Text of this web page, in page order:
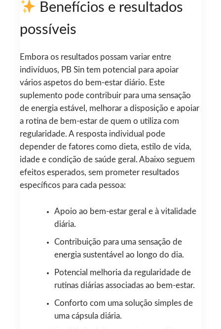
Benefícios e resultados
possíveis
Embora os resultados possam variar entre
indivíduos, PB Sin tem potencial para apoiar
vários aspetos do bem-estar diário. Este
suplemento pode contribuir para uma sensação
de energia estável, melhorar a disposição e apoiar
a rotina de bem-estar de quem o utiliza com
regularidade. A resposta individual pode
depender de fatores como dieta, estilo de vida,
idade e condição de saúde geral. Abaixo seguem
efeitos esperados, sem prometer resultados
específicos para cada pessoa:
Apoio ao bem-estar geral e à vitalidade
diária.
Contribuição para uma sensação de
energia sustentável ao longo do dia.
Potencial melhoria da regularidade de
rutinas diárias associadas ao bem-estar.
Conforto com uma solução simples de
uma cápsula diária.